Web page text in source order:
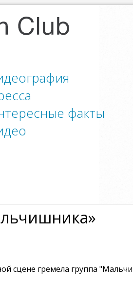
факты
сцене гремела группа